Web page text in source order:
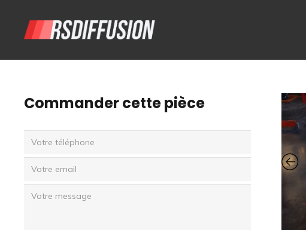
Commander cette pièce